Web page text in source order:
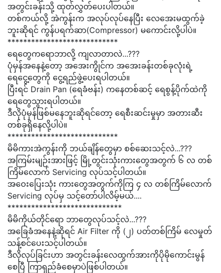
အတွင်းခန်းသို့ ထုတ်လွှတ်ပေးပါတယ်။
တစ်ကယ်လို့ အဲကွန်းက အလုပ်လုပ်နေပြီး လေအေးမထွက်ခဲ့
ဘူးဆိုရင် ကွန်ပရက်ဆာ(Compressor) မကောင်းလို့ပါပဲ။
****************************
ရေတွေက‌ရောဘာလို့ ကျလာတာလဲ...???
ပုံမှန်အနေနဲ့တော့ အအေးကွိုင်က အအေးခန်းတစ်ခုလုံးရဲ့
ရေငွေ့တွေကို ငွေ့ရည်ဖွဲ့ပေးရပါတယ်။
ပြီးရင် Drain Pan (ရေခံဗန်း) ကနေတစ်ဆင့် ရေစွန့်ပိုက်ထဲကို
ရေတွေသွားရပါတယ်။
ဒီလိုပုံမှန်ဖြစ်မနေဘူးဆိုရင်တော့ ရေစီးဆင်းမှုမှာ အတားဆီး
တစ်ခုရှိနေလို့ပါပဲ။
****************************
မိမိကားအဲကွန်းကို ဘယ်ချိန်တွေမှာ စစ်ဆေးသင့်လဲ...???
အကြမ်းမျဉ်းအားဖြင့် မြို့တွင်းသုံးကားတွေအတွက် ၆ လ တစ်
ကြိမ်လောက် Servicing လုပ်သင့်ပါတယ်။
အဝေးပြေးသုံး ကားတွေအတွက်ကိုကြ ၄ လ တစ်ကြိမ်‌လောက်
Servicing လုပ်မှ သင့်‌တော်ပါလိမ့်မယ်....
*****************************
မိမိကိုယ်တိုင်‌ရော ဘာတွေလုပ်သင့်လဲ...???
အခြေခံအနေနဲ့ဆိုရင် Air Filter ကို (၂) ပတ်တစ်ကြိမ် လေမှုတ်
သန့်စင်ပေးသင့်ပါတယ်။
ဒီလိုလုပ်ခြင်းဟာ အတွင်းခန်းလေထွက်အားကိုပိုမိုကောင်းမွန်
စေပြီ ကြာရှည်ခံစေမှာပဲဖြစ်ပါတယ်။